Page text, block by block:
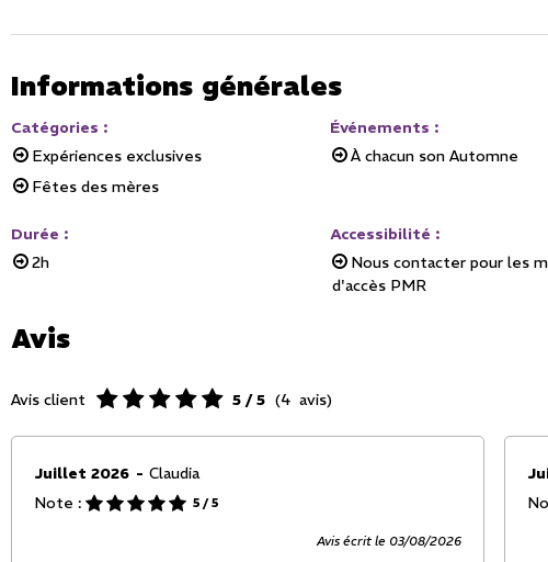
Informations générales
Catégories :
Expériences exclusives
Fêtes des mères
Événements :
À chacun son Automne
Durée :
2h
Accessibilité :
Nous contacter pour les
d'accès PMR
Avis
Avis client 5 / 5 (4 avis)
Juillet 2026
Claudia
Note :
5 / 5
Avis écrit le 03/08/2026